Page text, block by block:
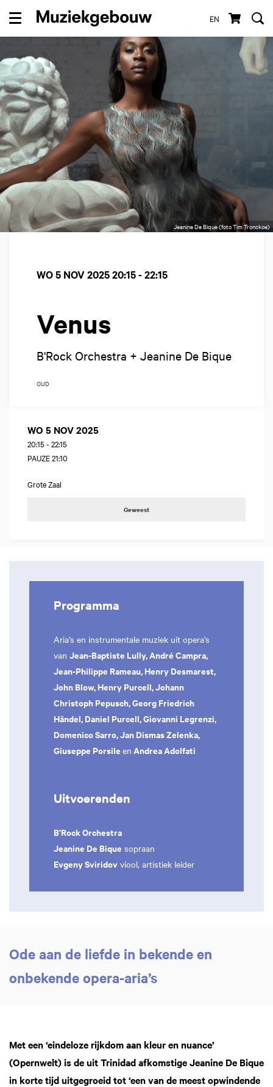
EN
Menu
Jeanine De Bique (foto Tim Tronckoe)
Venus
B'Rock Orchestra + Jeanine De Bique
WO 5 NOV 202520:15 - 22:15
OUD
WO 5 NOV 2025
20:15 - 22:15
PAUZE 21:10
Grote Zaal
Geweest
Programma
Aria’s en instrumentale muziek uit opera’s
van Jean-Baptiste Lully, André Campra,
Jean-Philippe Rameau, Henry Desmarest,
John Blow, Henry Purcell, Johann
Christoph Pepusch, Georg Friedrich
Händel, Daniel Purcell, Giovanni Legrenzi,
Domenico Sarro, Jan Dismas Zelenka,
Giuseppe Porsile en Andrea Adolfati
Uitvoerenden
B'Rock Orchestra
Jeanine De Bique sopraan
Evgeny Sviridov viool, artistiek leider
Ode aan de liefde in bekende en
onbekende opera-aria’s
Met een ‘eindeloze rijkdom aan kleur en nuance’
(Opernwelt) is de uit Trinidad afkomstige Jeanine De Bique
in korte tijd uitgegroeid tot ‘een van de meest opwindende